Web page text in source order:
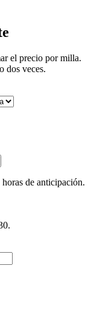
el precio por milla.
dos veces.
de anticipación.